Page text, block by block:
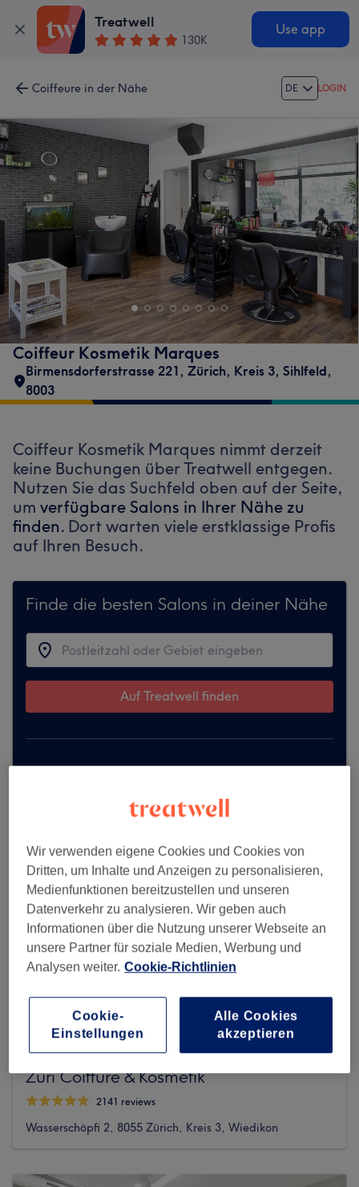
Treatwell
130K
Use app
Coiffeure in der Nähe DE LOGIN
Coiffeur Kosmetik Marques
Birmensdorferstrasse 221, Zürich, Kreis 3, Sihlfeld,
8003
Coiffeur Kosmetik Marques nimmt derzeit
keine Buchungen über Treatwell entgegen.
Nutzen Sie das Suchfeld oben auf der Seite,
um verfügbare Salons in Ihrer Nähe zu
finden. Dort warten viele erstklassige Profis
auf Ihren Besuch.
Finde die besten Salons in deiner Nähe
Auf Treatwell finden
Mehr Salons anzeigen
Züri Coiffure & Kosmetik
2141 reviews
Wasserschöpfi 2, 8055 Zürich, Kreis 3, Wiedikon
Wir verwenden eigene Cookies und Cookies von
Dritten, um Inhalte und Anzeigen zu personalisieren,
Medienfunktionen bereitzustellen und unseren
Datenverkehr zu analysieren. Wir geben auch
Informationen über die Nutzung unserer Webseite an
unsere Partner für soziale Medien, Werbung und
Analysen weiter. Cookie-Richtlinien
Alle Cookies
akzeptieren
Cookie-
Einstellungen